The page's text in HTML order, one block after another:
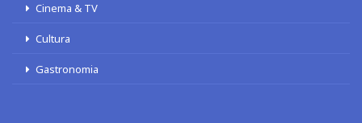
Cinema & TV
Cultura
Gastronomia